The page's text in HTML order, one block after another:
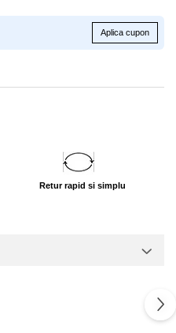
Aplica cupon
Retur rapid si simplu